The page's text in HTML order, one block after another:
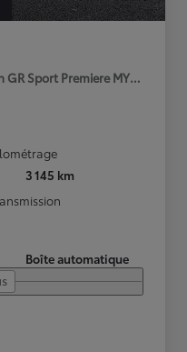
Sport Premiere MY25
3 145 km
Boîte automatique